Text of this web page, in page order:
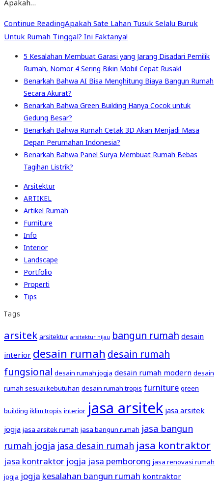
Apakah…
Continue ReadingApakah Sate Lahan Tusuk Selalu Buruk
Untuk Rumah Tinggal? Ini Faktanya!
5 Kesalahan Membuat Garasi yang Jarang Disadari Pemilik
Rumah, Nomor 4 Sering Bikin Mobil Cepat Rusak!
Benarkah Bahwa AI Bisa Menghitung Biaya Bangun Rumah
Secara Akurat?
Benarkah Bahwa Green Building Hanya Cocok untuk
Gedung Besar?
Benarkah Bahwa Rumah Cetak 3D Akan Menjadi Masa
Depan Perumahan Indonesia?
Benarkah Bahwa Panel Surya Membuat Rumah Bebas
Tagihan Listrik?
Arsitektur
ARTIKEL
Artikel Rumah
Furniture
Info
Interior
Landscape
Portfolio
Properti
Tips
Tags
arsitek arsitektur arsitektur hijau bangun rumah desain
interior desain rumah desain rumah
fungsional desain rumah jogja desain rumah modern desain
rumah sesuai kebutuhan desain rumah tropis furniture green
building iklim tropis interior jasa arsitek jasa arsitek
jogja jasa arsitek rumah jasa bangun rumah jasa bangun
rumah jogja jasa desain rumah jasa kontraktor
jasa kontraktor jogja jasa pemborong jasa renovasi rumah
jogja jogja kesalahan bangun rumah kontraktor